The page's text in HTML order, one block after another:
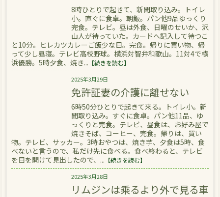
8時ひとりで起きて、新聞取り込み。トイレ
小。直ぐに食卓。朝飯。パン他9品ゆっくり
完食。テレビ。昼は外食、日曜のせいか、沢
山人が待っていた。カードへ記入して待つこ
と10分。ヒレカツカレーご飯少な目。完食。帰りに買い物、帰
って少し昼寝。テレビ高校野球。横浜対智弁和歌山。11対4で横
浜優勝。5時夕食、焼き... 【続きを読む】
2025年3月29日
免許証妻の介護に離せない
6時50分ひとりで起きて来る。トイレ小。新
聞取り込み。すぐに食卓。パン他11品、ゆ
っくりと完食。テレビ、昼食は、お好み屋で
焼きそば、コーヒー、完食。帰りは、買い
物。テレビ、サッカー。3時おやつは、焼き芋、夕食は5時、食
べないと言うので、私だけ先に食べる。食べ終わると、テレビ
を目を開けて見出したので、... 【続きを読む】
2025年3月28日
リムジンは乘るより外で見る車